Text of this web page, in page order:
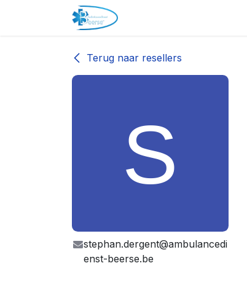
Overslaan naar inhoud
Terug naar resellers
stephan.dergent@ambulancedi
enst-beerse.be